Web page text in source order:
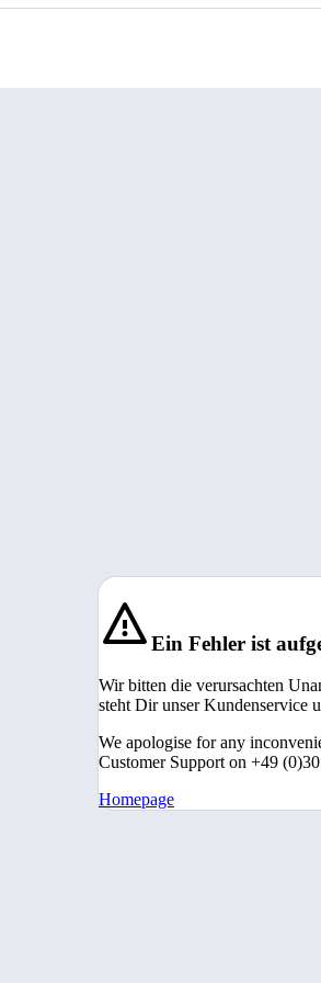
Ein Fehler ist
Wir bitten die verursachten
steht Dir unser Kundenservice
We apologise for any
Customer Support on +49
Homepage